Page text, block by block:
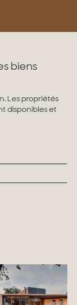
biens
Les propriétés
disponibles et